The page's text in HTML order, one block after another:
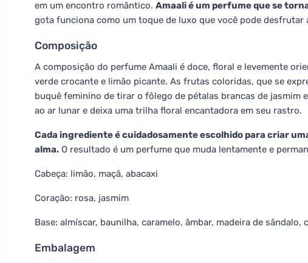
em um encontro romântico. Amaali é um perfume que se
gota funciona como um toque de luxo que você pode desfrutar
Composição
A composição do perfume Amaali é doce, floral e levemente
verde crocante e limão picante. As frutas coloridas, que se
buquê feminino de tirar o fôlego de pétalas brancas de jasmim
ao ar lunar e deixa uma trilha floral encantadora em seu rastro.
Cada ingrediente é cuidadosamente escolhido para criar
alma. O resultado é um perfume que muda lentamente e
Cabeça: limão, maçã, abacaxi
Coração: rosa, jasmim
Base: almíscar, baunilha, caramelo, âmbar, madeira de sândalo,
Embalagem